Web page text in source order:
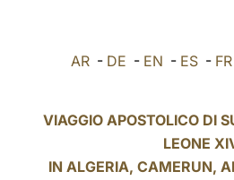
AR - DE - EN - ES - FR
VIAGGIO APOSTOLICO DI
LEONE
IN ALGERIA, CAMERUN,